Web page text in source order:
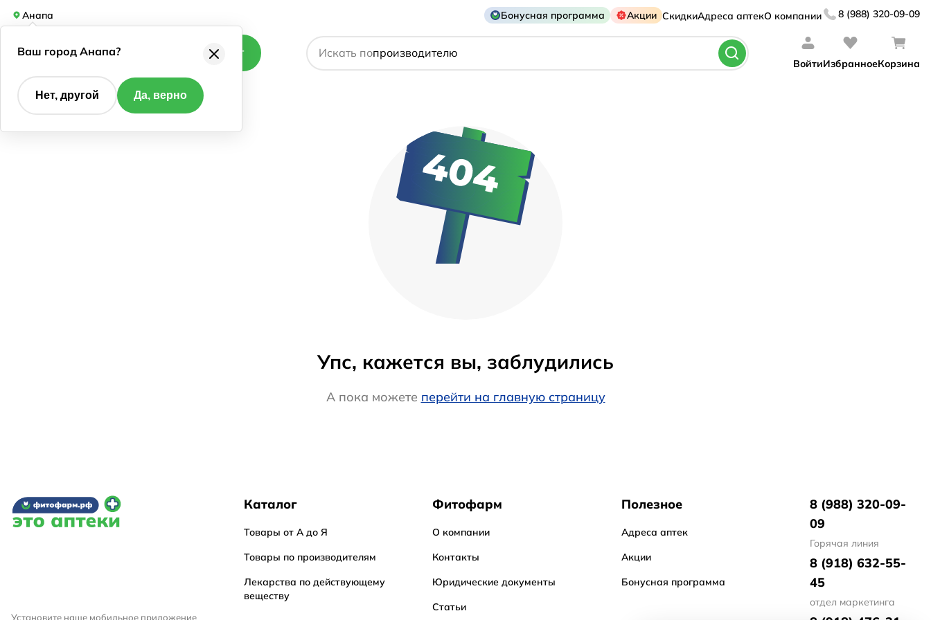
Анапа Бонусная программа Акции СкидкиАдреса аптекО компании 8 (988) 320-09-09
Каталог Искать по
действующему веществу
производителю
ВойтиИзбранноеКорзина
Упс, кажется вы, заблудились
А пока можете перейти на главную страницу
Установите наше мобильное приложение
Каталог
Товары от А до Я
Товары по производителям
Лекарства по действующему
веществу
Фитофарм
О компании
Контакты
Юридические документы
Статьи
Полезное
Адреса аптек
Акции
Бонусная программа
8 (988) 320-09-
09
Горячая линия
8 (918) 632-55-
45
отдел маркетинга
Ваш город Анапа?
Нет, другой Да, верно